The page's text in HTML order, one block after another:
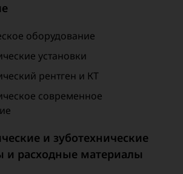
оборудование
установки
рентген и КТ
современное
и зуботехнические
и расходные материалы